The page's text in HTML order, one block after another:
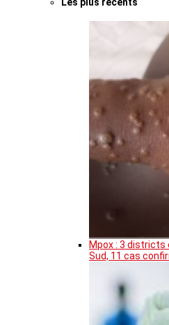
Les plus récents
Mpox : 3 districts
Sud, 11 cas